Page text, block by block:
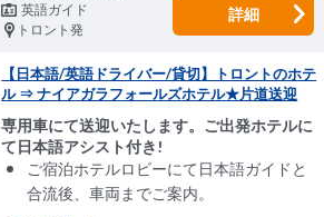
英語ガイド
トロント発
詳細
【日本語/英語ドライバー/貸切】トロントのホテ
ル ⇒ ナイアガラフォールズホテル★片道送迎
専用車にて送迎いたします。ご出発ホテルに
て日本語アシスト付き!
ご宿泊ホテルロビーにて日本語ガイドと
合流後、車両までご案内。